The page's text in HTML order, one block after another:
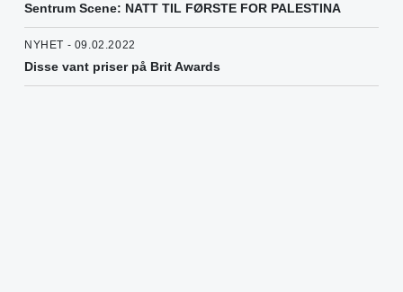
Sentrum Scene: NATT TIL FØRSTE FOR PALESTINA
NYHET - 09.02.2022
Disse vant priser på Brit Awards